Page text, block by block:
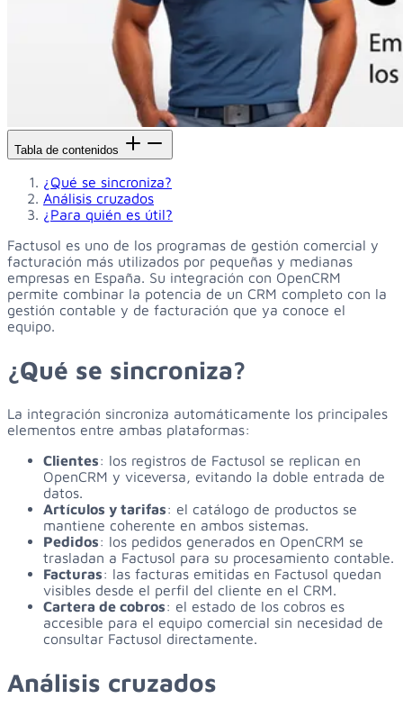
Tabla de contenidos
¿Qué se sincroniza?
Análisis cruzados
¿Para quién es útil?
Factusol es uno de los programas de gestión comercial y
facturación más utilizados por pequeñas y medianas
empresas en España. Su integración con OpenCRM
permite combinar la potencia de un CRM completo con la
gestión contable y de facturación que ya conoce el
equipo.
¿Qué se sincroniza?
La integración sincroniza automáticamente los principales
elementos entre ambas plataformas:
Clientes: los registros de Factusol se replican en
OpenCRM y viceversa, evitando la doble entrada de
datos.
Artículos y tarifas: el catálogo de productos se
mantiene coherente en ambos sistemas.
Pedidos: los pedidos generados en OpenCRM se
trasladan a Factusol para su procesamiento contable.
Facturas: las facturas emitidas en Factusol quedan
visibles desde el perfil del cliente en el CRM.
Cartera de cobros: el estado de los cobros es
accesible para el equipo comercial sin necesidad de
consultar Factusol directamente.
Análisis cruzados